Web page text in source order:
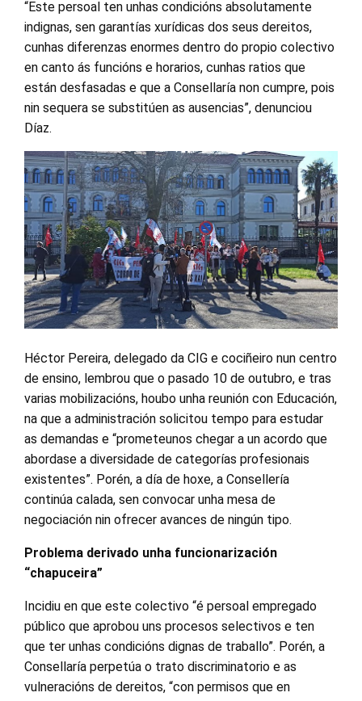
“Este persoal ten unhas condicións absolutamente
indignas, sen garantías xurídicas dos seus dereitos,
cunhas diferenzas enormes dentro do propio colectivo
en canto ás funcións e horarios, cunhas ratios que
están desfasadas e que a Consellaría non cumpre, pois
nin sequera se substitúen as ausencias”, denunciou
Díaz.
Héctor Pereira, delegado da CIG e cociñeiro nun centro
de ensino, lembrou que o pasado 10 de outubro, e tras
varias mobilizacións, houbo unha reunión con Educación,
na que a administración solicitou tempo para estudar
as demandas e “prometeunos chegar a un acordo que
abordase a diversidade de categorías profesionais
existentes”. Porén, a día de hoxe, a Consellería
continúa calada, sen convocar unha mesa de
negociación nin ofrecer avances de ningún tipo.
Problema derivado unha funcionarización
“chapuceira”
Incidiu en que este colectivo “é persoal empregado
público que aprobou uns procesos selectivos e ten
que ter unhas condicións dignas de traballo”. Porén, a
Consellaría perpetúa o trato discriminatorio e as
vulneracións de dereitos, “con permisos que en